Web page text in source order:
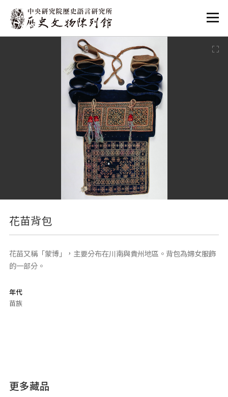
:::
花苗背包
花苗又稱「蒙博」，主要分布在川南與貴州地區。背包為婦女服飾
的一部分。
年代
苗族
更多藏品